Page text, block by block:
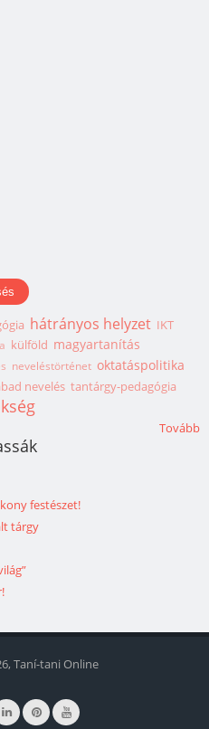
hátrányos helyzet IKT
külföld magyartanítás
neveléstörténet oktatáspolitika
nevelés tantárgy-pedagógia
Tovább
festészet!
tárgy
Taní-tani Online